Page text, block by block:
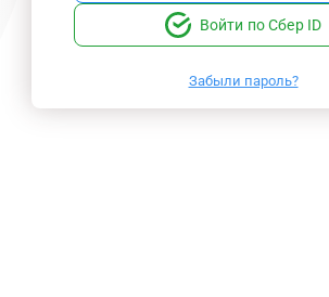
Войти по Сбер ID
Забыли пароль?